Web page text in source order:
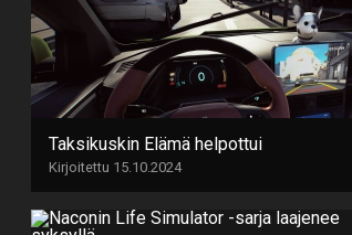
Taksikuskin Elämä helpottui
Kirjoitettu 15.10.2024